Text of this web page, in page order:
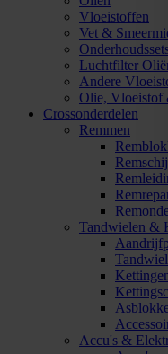
Vloeistoffen
Vet &
Luchtfilter
Andere
Olie, Vloeistof
Crossonderdelen
Remmen
Tandwielen &
Accu's &